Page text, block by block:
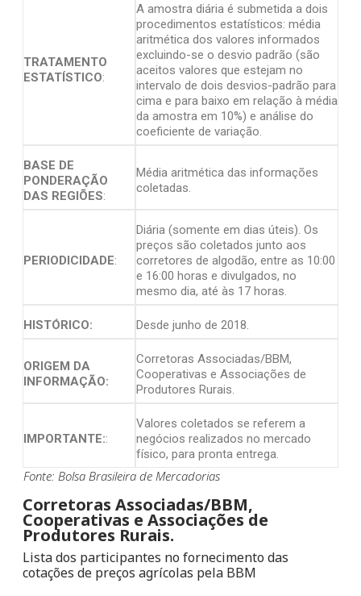
TRATAMENTO
ESTATÍSTICO:
A amostra diária é submetida a dois
procedimentos estatísticos: média
aritmética dos valores informados
excluindo-se o desvio padrão (são
aceitos valores que estejam no
intervalo de dois desvios-padrão para
cima e para baixo em relação à média
da amostra em 10%) e análise do
coeficiente de variação.
BASE DE
PONDERAÇÃO
DAS REGIÕES:
Média aritmética das informações
coletadas.
PERIODICIDADE:
Diária (somente em dias úteis). Os
preços são coletados junto aos
corretores de algodão, entre as 10:00
e 16:00 horas e divulgados, no
mesmo dia, até às 17 horas.
HISTÓRICO: Desde junho de 2018.
ORIGEM DA
INFORMAÇÃO:
Corretoras Associadas/BBM,
Cooperativas e Associações de
Produtores Rurais.
IMPORTANTE::
Valores coletados se referem a
negócios realizados no mercado
físico, para pronta entrega.
Fonte: Bolsa Brasileira de Mercadorias
Corretoras Associadas/BBM,
Cooperativas e Associações de
Produtores Rurais.
Lista dos participantes no fornecimento das
cotações de preços agrícolas pela BBM